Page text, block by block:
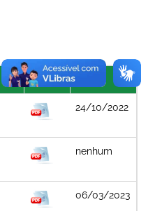
Arquivo
24/10/2022
nenhum
06/03/2023